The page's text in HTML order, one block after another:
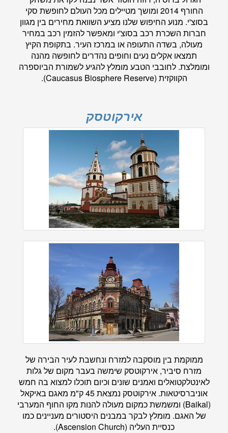
החורף 2014 ומושך מטיילים מכל העולם לחופשת סקי
בסוצ'י. מנוע החיפוש שלנו מציע השוואת מחירים בין מגוון
חברות השכרת רכב בסוצ'י ומאפשר להזמין רכב במחיר
מעולה, בשדה התעופה או במרכז העיר. בתקופת הקיץ
תמצאו אקלים נעים וחופים נהדרים לחופשה מהנה
ומומלצת. לחובבי הטבע מומלץ להגיע לשמורת הביוספרה
הקווקזית (Caucasus Biosphere Reserve).
אירקוטסק
ממוקמת בין מוסקבה למזרח ונחשבת לעיר הבירה של
מזרח סיביר, אירקוטסק שימשה בעבר מקום של גלות
לאינטלקטואלים ואמנים שונים וכיום תוכלו למצוא בה חמש
אוניברסיטאות. אירקוטסק נמצאת 45 ק"מ מאגם באיקאל
(Baikal) ומשמשת כמקום מעולה להנות מקו החוף המערבי
של האגם. מומלץ לבקר במבנים היסטורים מעניינים כמו
כנסיית העליה (Ascension Church).